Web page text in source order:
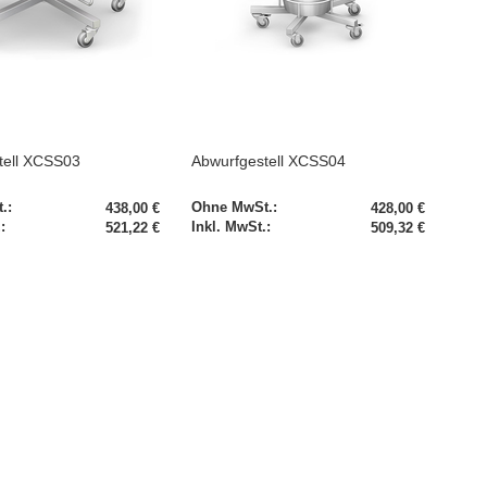
XCSS03
438,00 €
521,22 €
Abwurfgestell XCSS04
428,00 €
509,32 €